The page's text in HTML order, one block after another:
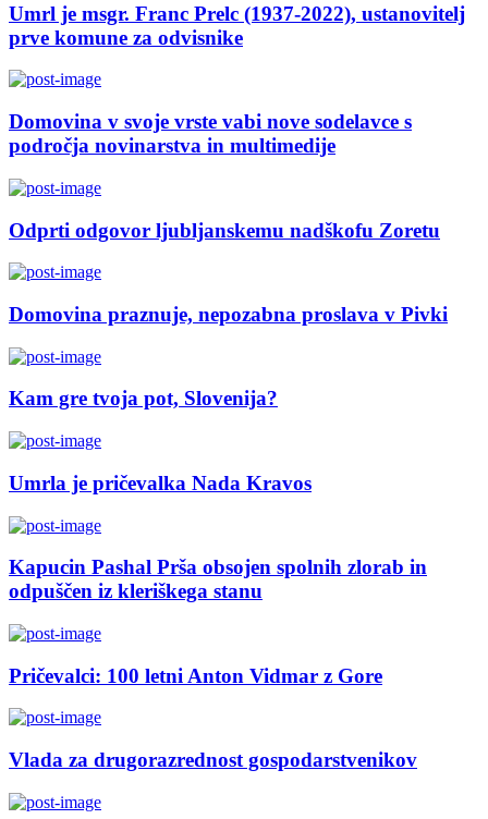
Umrl je msgr. Franc Prelc (1937-2022), ustanovitelj
prve komune za odvisnike
Domovina v svoje vrste vabi nove sodelavce s
področja novinarstva in multimedije
Odprti odgovor ljubljanskemu nadškofu Zoretu
Domovina praznuje, nepozabna proslava v Pivki
Kam gre tvoja pot, Slovenija?
Umrla je pričevalka Nada Kravos
Kapucin Pashal Prša obsojen spolnih zlorab in
odpuščen iz kleriškega stanu
Pričevalci: 100 letni Anton Vidmar z Gore
Vlada za drugorazrednost gospodarstvenikov